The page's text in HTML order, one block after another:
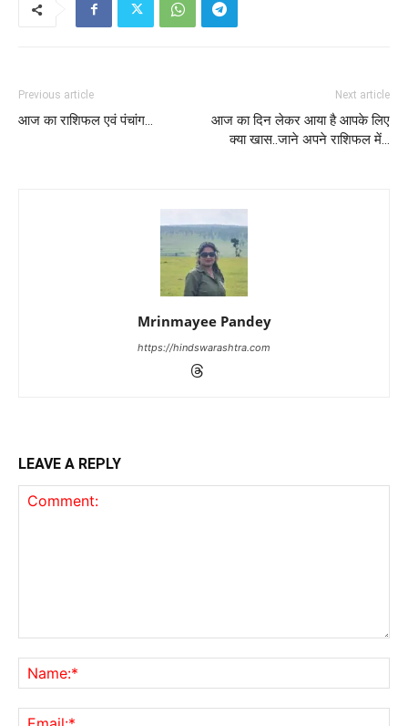
Previous article
आज का राशिफल एवं पंचांग…
Next article
आज का दिन लेकर आया है आपके लिए
क्या खास..जाने अपने राशिफल में…
Mrinmayee Pandey
https://hindswarashtra.com
LEAVE A REPLY